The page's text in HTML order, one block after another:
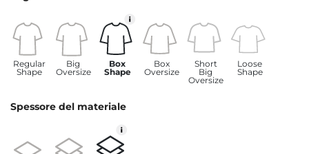
Regular
Shape
Big
Oversize
Box
Shape
Box
Oversize
Short
Big
Oversize
Loose
Shape
Spessore del materiale